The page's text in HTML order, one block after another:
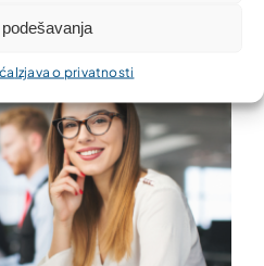
Izjava o privatnosti